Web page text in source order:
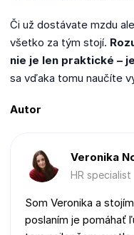
Či už dostávate mzdu
všetko za tým stojí.
nie je len praktické –
sa vďaka tomu naučíte
Autor
Veronika
HR specialist
Som Veronika a
poslaním je pomáhať